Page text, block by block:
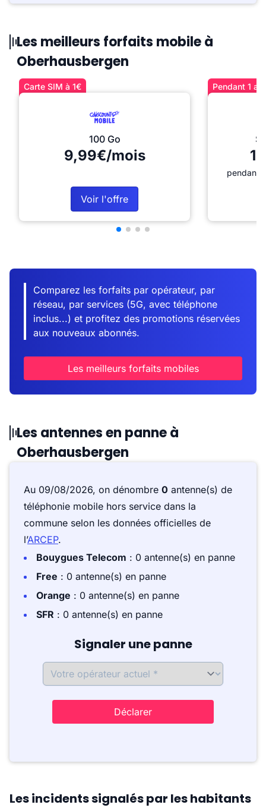
Les meilleurs forfaits mobile à
Oberhausbergen
Carte SIM à 1€
100 Go
9,99€/mois
Voir l'offre
Pendant 1
pendant
Comparez les forfaits par opérateur, par
réseau, par services (5G, avec téléphone
inclus...) et profitez des promotions réservées
aux nouveaux abonnés.
Les meilleurs forfaits mobiles
Les antennes en panne à
Oberhausbergen
Au 09/08/2026, on dénombre 0 antenne(s) de
téléphonie mobile hors service dans la
commune selon les données officielles de
l’ARCEP.
Bouygues Telecom : 0 antenne(s) en panne
Free : 0 antenne(s) en panne
Orange : 0 antenne(s) en panne
SFR : 0 antenne(s) en panne
Signaler une panne
Déclarer
Les incidents signalés par les habitants